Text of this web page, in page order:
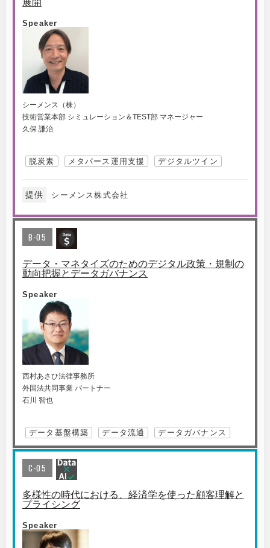
展開
Speaker
シーメンス（株）
技術営業本部 シミュレーション＆TEST部 マネージャー
久保 謙治
脱炭素 メタバース運用支援 デジタルツイン
提供 シーメンス株式会社
B-05
データ・マネタイズのためのデジタル政策・規制の
動向把握とデータガバナンス
Speaker
西村あさひ法律事務所
外国法共同事業 パートナー
石川 智也
データ基盤構築 データ流通 データガバナンス
C-05
多様性の時代における、経済学を使った顧客理解と
プライシング
Speaker